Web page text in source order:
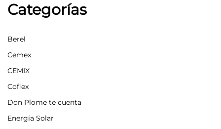
Categorías
Berel
Cemex
CEMIX
Coflex
Don Plome te cuenta
Energía Solar